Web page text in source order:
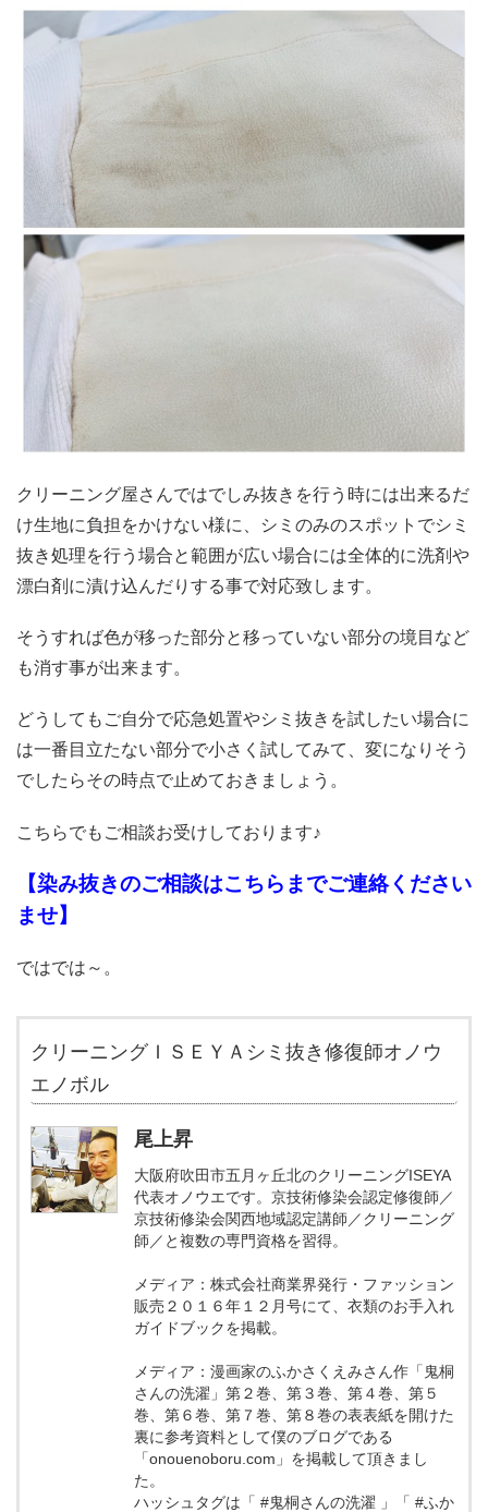
クリーニング屋さんではでしみ抜きを行う時には出来るだ
け生地に負担をかけない様に、シミのみのスポットでシミ
抜き処理を行う場合と範囲が広い場合には全体的に洗剤や
漂白剤に漬け込んだりする事で対応致します。
そうすれば色が移った部分と移っていない部分の境目など
も消す事が出来ます。
どうしてもご自分で応急処置やシミ抜きを試したい場合に
は一番目立たない部分で小さく試してみて、変になりそう
でしたらその時点で止めておきましょう。
こちらでもご相談お受けしております♪
【染み抜きのご相談はこちらまでご連絡ください
ませ】
ではでは～。
クリーニングＩＳＥＹＡシミ抜き修復師オノウ
エノボル
尾上昇
大阪府吹田市五月ヶ丘北のクリーニングISEYA
代表オノウエです。京技術修染会認定修復師／
京技術修染会関西地域認定講師／クリーニング
師／と複数の専門資格を習得。
メディア：株式会社商業界発行・ファッション
販売２０１６年１２月号にて、衣類のお手入れ
ガイドブックを掲載。
メディア：漫画家のふかさくえみさん作「鬼桐
さんの洗濯」第２巻、第３巻、第４巻、第５
巻、第６巻、第７巻、第８巻の表表紙を開けた
裏に参考資料として僕のブログである
「onouenoboru.com」を掲載して頂きまし
た。
ハッシュタグは「 #鬼桐さんの洗濯 」「 #ふか